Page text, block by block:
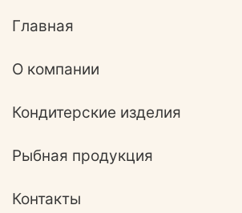
Главная
О компании
Кондитерские изделия
Рыбная продукция
Контакты